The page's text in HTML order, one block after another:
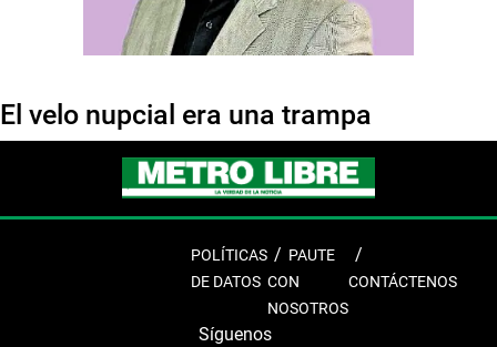
El velo nupcial era una trampa
POLÍTICAS
DE DATOS
PAUTE
CON
NOSOTROS
CONTÁCTENOS
Síguenos